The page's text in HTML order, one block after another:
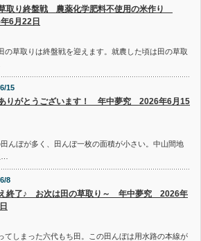
取り終盤戦 農薬化学肥料不使用の米作り
6月22日
の草取りは終盤戦を迎えます。就農した頃は田の草取
15
りがとうございます！ 年中夢究 2026年6月15
んぼが多く、田んぼ一枚の面積が小さい。中山間地
8
終了♪ お次は田の草取り～ 年中夢究 2026年
てしまった六代もち田。この田んぼは用水路の本線が